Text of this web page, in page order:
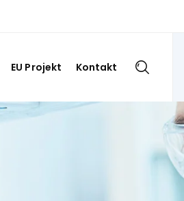
EU Projekt Kontakt